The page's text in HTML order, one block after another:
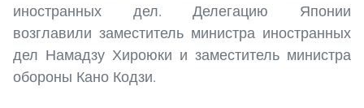
иностранных дел. Делегацию Японии
возглавили заместитель министра иностранных
дел Намадзу Хироюки и заместитель министра
обороны Кано Кодзи.